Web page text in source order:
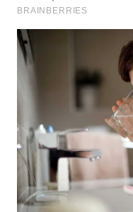
DEPOK
TAPANULI
SAMOSIR
WN
PADANG
LAWAS